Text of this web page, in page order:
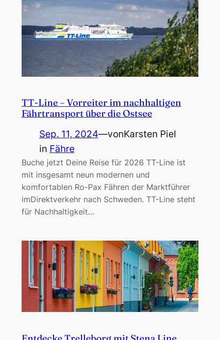
TT-Line – Vorreiter im nachhaltigen
Fährtransport über die Ostsee
Sep. 11, 2024—vonKarsten Piel
in Fähre
Buche jetzt Deine Reise für 2026 TT-Line ist
mit insgesamt neun modernen und
komfortablen Ro-Pax Fähren der Marktführer
imDirektverkehr nach Schweden. TT-Line steht
für Nachhaltigkeit…